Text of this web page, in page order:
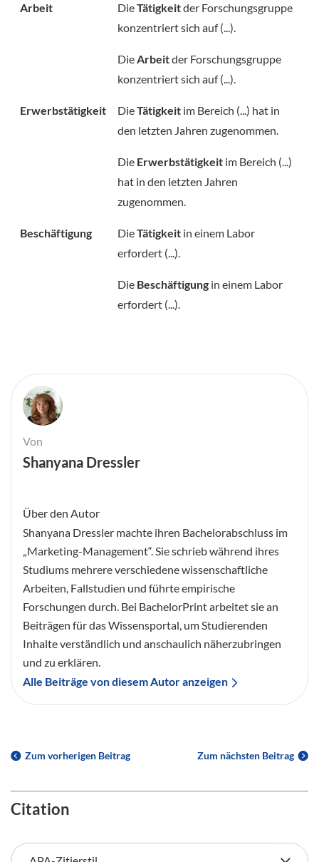
Arbeit DieTätigkeitder Forschungsgruppe
konzentriert sich auf (...).
DieArbeitder Forschungsgruppe
konzentriert sich auf (...).
Erwerbstätigkeit DieTätigkeit im Bereich (...) hat in
den letzten Jahren zugenommen.
Die Erwerbstätigkeit im Bereich (...)
hat in den letzten Jahren
zugenommen.
Beschäftigung DieTätigkeit in einem Labor
erfordert (...).
Die Beschäftigung in einem Labor
erfordert (...).
Von
Shanyana Dressler
Über den Autor
Shanyana Dressler machte ihren Bachelorabschluss im
„Marketing-Management“. Sie schrieb während ihres
Studiums mehrere verschiedene wissenschaftliche
Arbeiten, Fallstudien und führte empirische
Forschungen durch. Bei BachelorPrint arbeitet sie an
Beiträgen für das Wissensportal, um Studierenden
Inhalte verständlich und anschaulich näherzubringen
und zu erklären.
Alle Beiträge von diesem Autor anzeigen
Zum vorherigen Beitrag Zum nächsten Beitrag
Citation